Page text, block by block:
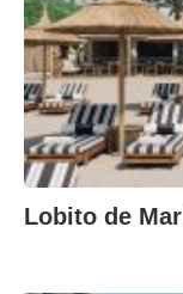
Lobito de